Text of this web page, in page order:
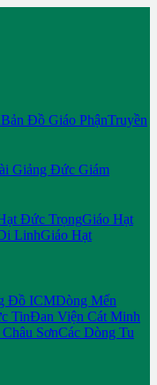
Bản Đồ Giáo PhậnTruyền
Giảng Đức Giám
Đức TrọngGiáo Hạt
LinhGiáo Hạt
Đồ ICMDòng Mến
TinĐan Viện Cát Minh
SơnCác Dòng Tu